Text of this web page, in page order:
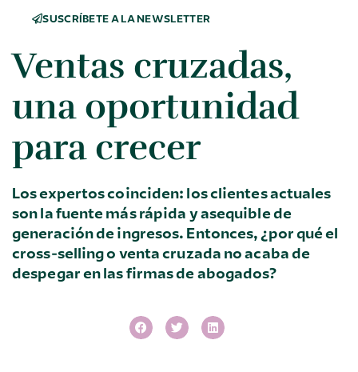
SUSCRÍBETE A LA NEWSLETTER
Ventas cruzadas,
una oportunidad
para crecer
Los expertos coinciden: los clientes actuales
son la fuente más rápida y asequible de
generación de ingresos. Entonces, ¿por qué el
cross-selling o venta cruzada no acaba de
despegar en las firmas de abogados?